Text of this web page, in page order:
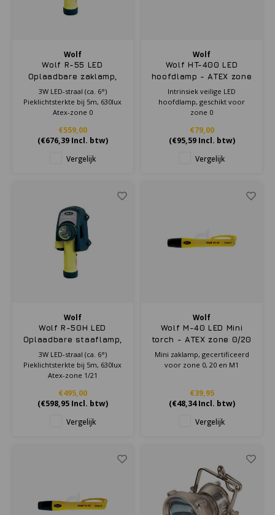
ECOM Intruments
Panasonic
Accessoires & onderdelen
ATEX Werkverlichting
ATEX Waarschuwingslampen
Accessoires & onderdelen
Wolf
Wolf R-55 LED
Oplaadbare zaklamp,
incl. oplader - ATEX
zone 0
3W LED-straal (ca. 6°)
Pieklichtsterkte bij 5m, 630lux
Atex-zone 0
€559,00
(€676,39Incl. btw)
Vergelijk
Wolf
Wolf HT-400 LED
hoofdlamp - ATEX zone
Intrinsiek veilige LED
hoofdlamp, geschikt voor
zone 0
€79,00
(€95,59Incl. btw)
Vergelijk
Wolf
Wolf R-50H LED
Oplaadbare staaflamp,
incl. laadstation - ATEX
Zone 1/21
3W LED-straal (ca. 6°)
Pieklichtsterkte bij 5m, 630lux
Atex-zone 1/21
€495,00
(€598,95Incl. btw)
Vergelijk
Wolf
Wolf M-40 LED Mini
torch - ATEX zone 0/20
Mini zaklamp, gecertificeerd
voor zone 0, 20 en M1
€39,95
(€48,34Incl. btw)
Vergelijk